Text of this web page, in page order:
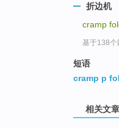
折边机
cramp
基于138个
短语
cramp p
相关文章